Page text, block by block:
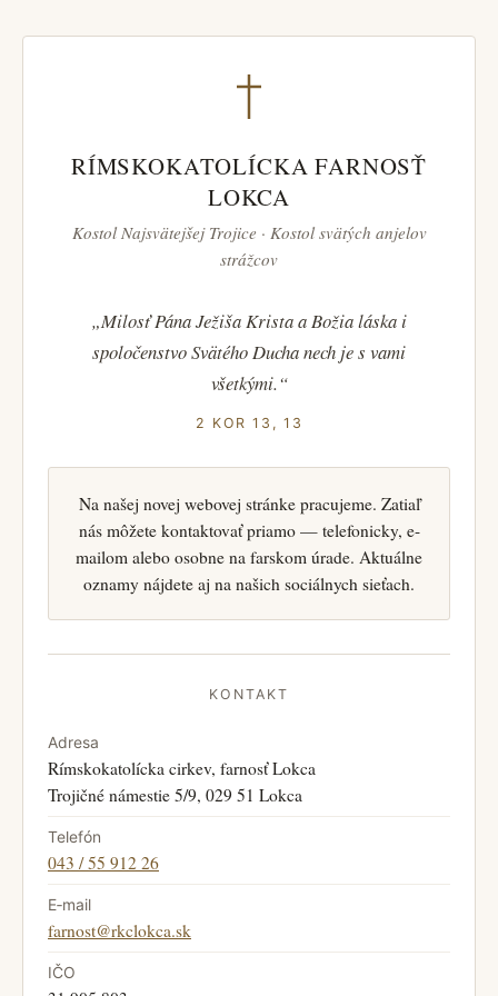
RÍMSKOKATOLÍCKA FARNOSŤ
LOKCA
Kostol Najsvätejšej Trojice · Kostol svätých anjelov
strážcov
„Milosť Pána Ježiša Krista a Božia láska i
spoločenstvo Svätého Ducha nech je s vami
všetkými.“
2 KOR 13, 13
Na našej novej webovej stránke pracujeme. Zatiaľ
nás môžete kontaktovať priamo — telefonicky, e-
mailom alebo osobne na farskom úrade. Aktuálne
oznamy nájdete aj na našich sociálnych sieťach.
KONTAKT
Adresa
Rímskokatolícka cirkev, farnosť Lokca
Trojičné námestie 5/9, 029 51 Lokca
Telefón
043 / 55 912 26
E‑mail
farnost@rkclokca.sk
IČO